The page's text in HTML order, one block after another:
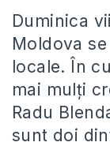
Duminica
Moldova
locale. În
mai mulți
Radu
sunt doi